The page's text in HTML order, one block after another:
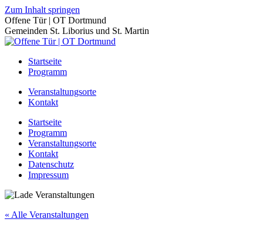
Zum Inhalt springen
Offene Tür | OT Dortmund
Gemeinden St. Liborius und St. Martin
Startseite
Programm
Veranstaltungsorte
Kontakt
Startseite
Programm
Veranstaltungsorte
Kontakt
Datenschutz
Impressum
« Alle Veranstaltungen